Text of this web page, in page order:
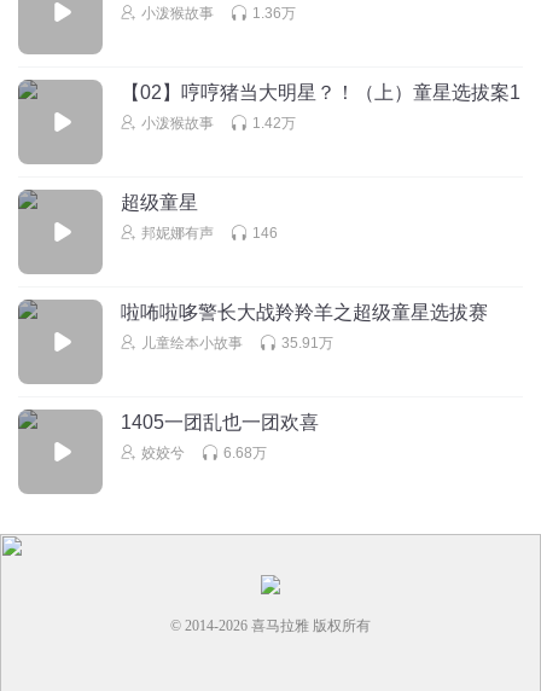
小泼猴故事 1.36万
【02】哼哼猪当大明星？！（上）童星选拔案1
小泼猴故事 1.42万
超级童星
邦妮娜有声 146
啦咘啦哆警长大战羚羚羊之超级童星选拔赛
儿童绘本小故事 35.91万
1405一团乱也一团欢喜
姣姣兮 6.68万
© 2014-2026 喜马拉雅 版权所有